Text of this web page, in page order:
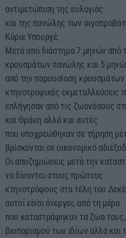
αντιμετώπιση της ευλογιάς
και της πανώλης των
Κύριε Υπουργέ,
Μετά από διάστημα 7 μηνών από
κρουσμάτων πανώλης και 5
από την παρουσίαση κρουσμάτων
κτηνοτροφικές εκμεταλλεύσεις
επλήγησαν από τις ζωονόσους
και Θράκη αλλά και αυτές
που υποχρεώθηκαν σε τήρηση
βρίσκονται σε οικονομικό
Οι αποζημιώσεις μετά την
να δίνονται στους πρώτους
κτηνοτρόφους στα τέλη του
αυτοί είναι άνεργοι, από τη μέρα
που καταστράφηκαν τα ζώα
βιοπορισμού των ιδίων αλλά και